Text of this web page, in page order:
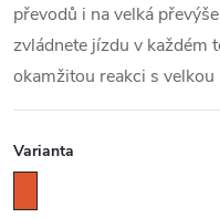
převodů i na velká
zvládnete jízdu v každém
okamžitou reakci s
Varianta